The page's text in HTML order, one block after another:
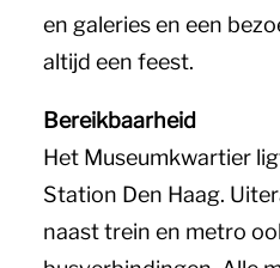
en galeries en een
altijd een feest.
Bereikbaarheid
Het Museumkwartier
Station Den Haag.
naast trein en metro